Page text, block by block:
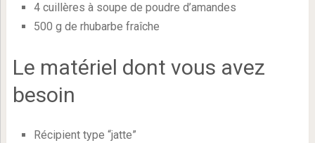
4 cuillères à soupe de poudre d’amandes
500 g de rhubarbe fraîche
Le matériel dont vous avez
besoin
Récipient type “jatte”